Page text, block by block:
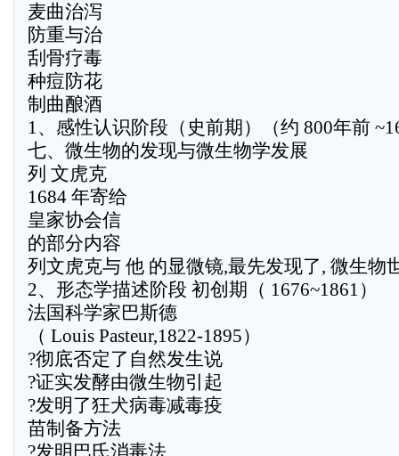
麦曲治泻
防重与治
刮骨疗毒
种痘防花
制曲酿酒
1、感性认识阶段（史前期）（约 800年前
七、微生物的发现与微生物学发展
列 文虎克
1684 年寄给
皇家协会信
的部分内容
列文虎克与 他 的显微镜,最先发现了, 微生物
2、形态学描述阶段 初创期（ 1676~1861）
法国科学家巴斯德
（ Louis Pasteur,1822-1895）
?彻底否定了自然发生说
?证实发酵由微生物引起
?发明了狂犬病毒减毒疫
苗制备方法
?发明巴氏消毒法